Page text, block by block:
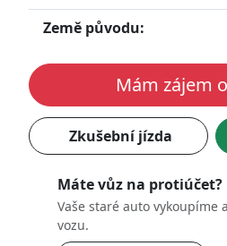
Země původu:
Mám zájem
Zkušební jízda
Máte vůz na protiúčet?
Vaše staré auto vykoupíme
vozu.